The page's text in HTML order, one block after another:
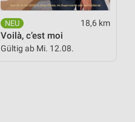
18,6 km
Voilà, c’est moi
Gültig ab Mi. 12.08.